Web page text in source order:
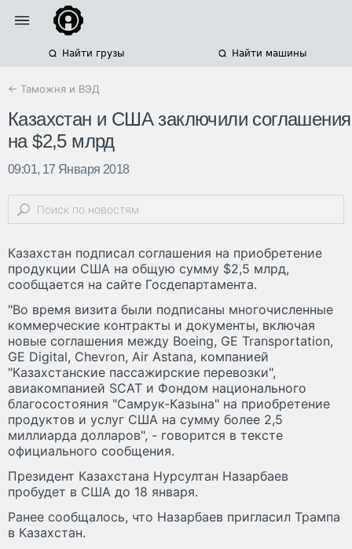
Найти грузы Найти машины
← Таможня и ВЭД
Казахстан и США заключили соглашения
на $2,5 млрд
09:01, 17 Января 2018
Казахстан подписал соглашения на приобретение
продукции США на общую сумму $2,5 млрд,
сообщается на сайте Госдепартамента.
"Во время визита были подписаны многочисленные
коммерческие контракты и документы, включая
новые соглашения между Boeing, GE Transportation,
GE Digital, Chevron, Air Astana, компанией
"Казахстанские пассажирские перевозки",
авиакомпанией SCAT и Фондом национального
благосостояния "Самрук-Казына" на приобретение
продуктов и услуг США на сумму более 2,5
миллиарда долларов", - говорится в тексте
официального сообщения.
Президент Казахстана Нурсултан Назарбаев
пробудет в США до 18 января.
Ранее сообщалось, что Назарбаев пригласил Трампа
в Казахстан.